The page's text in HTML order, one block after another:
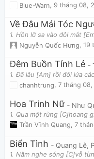
Blue-Warn, 9 tháng 08, 2013 lúc
Về Đâu Mái Tóc
Nguyễn Quốc Hưng, 19 tháng 03, 2018
Đêm Buồn Tỉnh Lẻ -
chanhtrung, 7 tháng 08, 2013
Hoa Trinh Nữ - Như
Trần Vĩnh Quang, 7 tháng 08, 2013 lúc
Biển Tình - Quang Lê,